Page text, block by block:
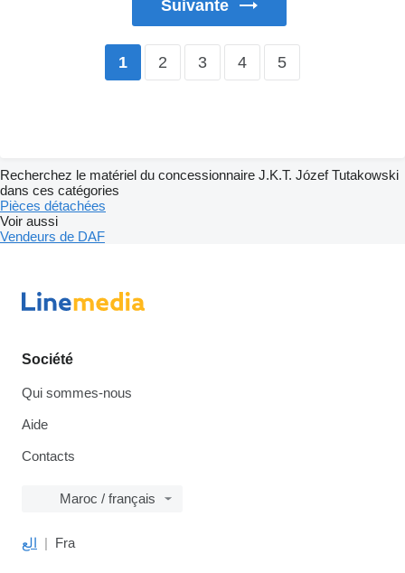
Suivante
1 2 3 4 5
Recherchez le matériel du concessionnaire J.K.T. Józef Tutakowski
dans ces catégories
Pièces détachées
Voir aussi
Vendeurs de DAF
Société
Qui sommes-nous
Aide
Contacts
Maroc / français
الع Fra